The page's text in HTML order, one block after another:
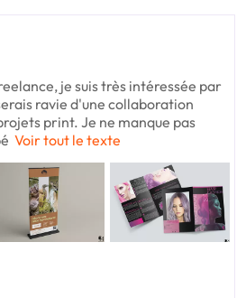
je suis très intéressée par
ravie d'une collaboration
print. Je ne manque pas
Voir tout le texte